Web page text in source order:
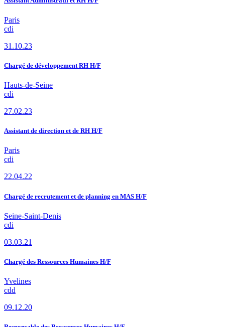
Paris
cdi
31.10.23
Chargé de développement RH H/F
Hauts-de-Seine
cdi
27.02.23
Assistant de direction et de RH H/F
Paris
cdi
22.04.22
Chargé de recrutement et de planning en MAS H/F
Seine-Saint-Denis
cdi
03.03.21
Chargé des Ressources Humaines H/F
Yvelines
cdd
09.12.20